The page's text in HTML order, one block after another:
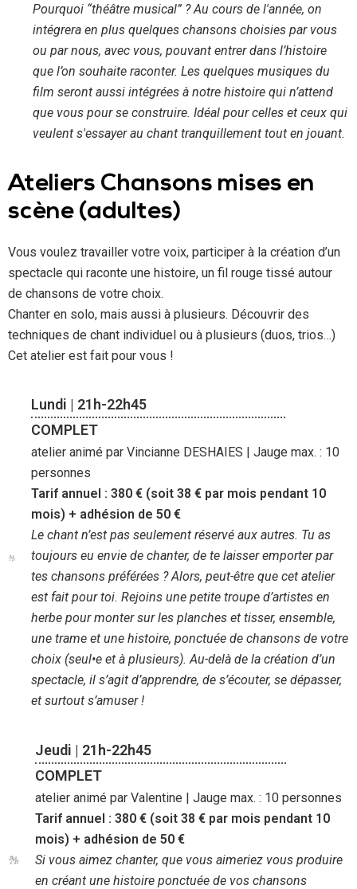
Pourquoi “théâtre musical” ? Au cours de l'année, on
intégrera en plus quelques chansons choisies par vous
ou par nous, avec vous, pouvant entrer dans l’histoire
que l’on souhaite raconter. Les quelques musiques du
film seront aussi intégrées à notre histoire qui n’attend
que vous pour se construire. Idéal pour celles et ceux qui
veulent s'essayer au chant tranquillement tout en jouant.
Ateliers Chansons mises en
scène (adultes)
Vous voulez travailler votre voix, participer à la création d’un
spectacle qui raconte une histoire, un fil rouge tissé autour
de chansons de votre choix.
Chanter en solo, mais aussi à plusieurs. Découvrir des
techniques de chant individuel ou à plusieurs (duos, trios…)
Cet atelier est fait pour vous !
Lundi | 21h-22h45
COMPLET
atelier animé par Vincianne DESHAIES | Jauge max. : 10
personnes
Tarif annuel : 380 € (soit 38 € par mois pendant 10
mois) + adhésion de 50 €
Le chant n’est pas seulement réservé aux autres. Tu as
toujours eu envie de chanter, de te laisser emporter par
tes chansons préférées ? Alors, peut-être que cet atelier
est fait pour toi. Rejoins une petite troupe d’artistes en
herbe pour monter sur les planches et tisser, ensemble,
une trame et une histoire, ponctuée de chansons de votre
choix (seul•e et à plusieurs). Au-delà de la création d’un
spectacle, il s’agit d’apprendre, de s’écouter, se dépasser,
et surtout s’amuser !
Jeudi | 21h-22h45
COMPLET
atelier animé par Valentine | Jauge max. : 10 personnes
Tarif annuel : 380 € (soit 38 € par mois pendant 10
mois) + adhésion de 50 €
Si vous aimez chanter, que vous aimeriez vous produire
en créant une histoire ponctuée de vos chansons